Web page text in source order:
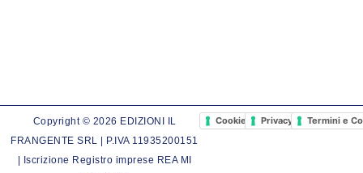
Copyright © 2026 EDIZIONI IL
FRANGENTE SRL | P.IVA 11935200151
| Iscrizione Registro imprese REA MI
Cookie PolicyPrivacy PolicyTermini e